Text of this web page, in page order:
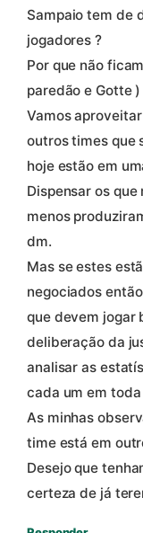
Sampaio tem de
jogadores ?
Por que não
paredão e Gotte )
Vamos
outros times que
hoje estão em
Dispensar os
menos
dm.
Mas se estes
negociados
que devem jogar
deliberação da
analisar as
cada um em
As minhas
time está em
Desejo que
certeza de já